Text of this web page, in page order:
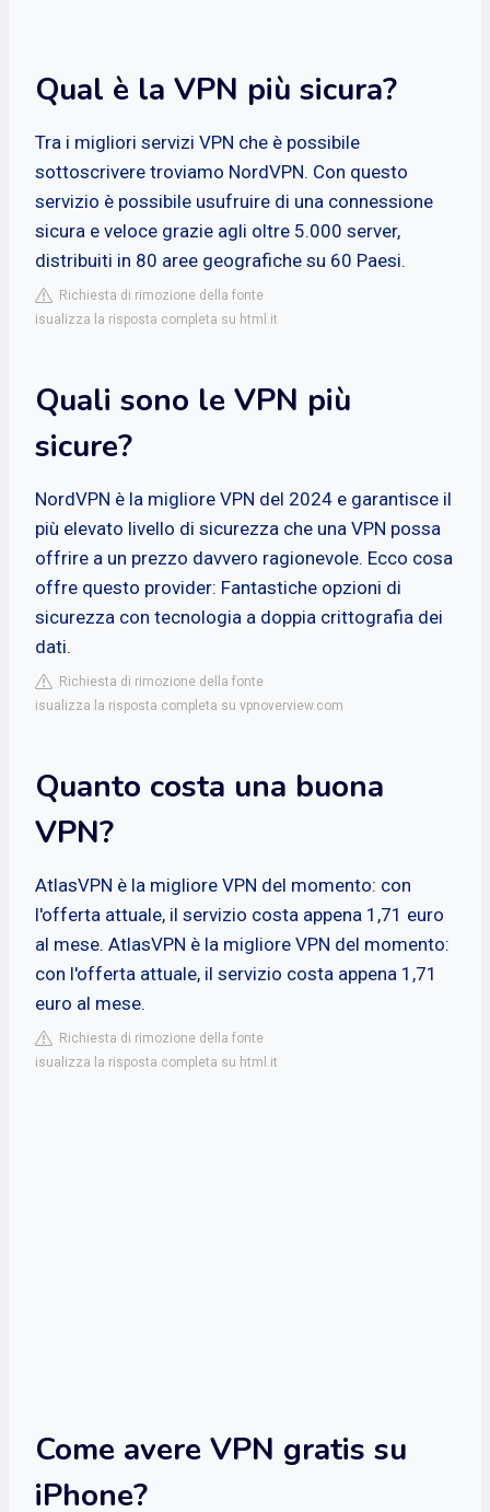
Qual è la VPN più sicura?
Tra i migliori servizi VPN che è possibile
sottoscrivere troviamo NordVPN. Con questo
servizio è possibile usufruire di una connessione
sicura e veloce grazie agli oltre 5.000 server,
distribuiti in 80 aree geografiche su 60 Paesi.
Richiesta di rimozione della fonte
isualizza la risposta completa su html.it
Quali sono le VPN più
sicure?
NordVPN è la migliore VPN del 2024 e garantisce il
più elevato livello di sicurezza che una VPN possa
offrire a un prezzo davvero ragionevole. Ecco cosa
offre questo provider: Fantastiche opzioni di
sicurezza con tecnologia a doppia crittografia dei
dati.
Richiesta di rimozione della fonte
isualizza la risposta completa su vpnoverview.com
Quanto costa una buona
VPN?
AtlasVPN è la migliore VPN del momento: con
l'offerta attuale, il servizio costa appena 1,71 euro
al mese. AtlasVPN è la migliore VPN del momento:
con l'offerta attuale, il servizio costa appena 1,71
euro al mese.
Richiesta di rimozione della fonte
isualizza la risposta completa su html.it
Come avere VPN gratis su
iPhone?